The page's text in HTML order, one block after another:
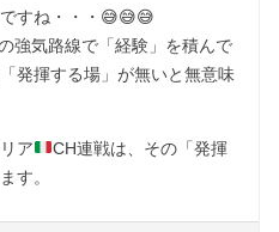
すね・・・😅😅😅
強気路線で「経験」を積んで
発揮する場」が無いと無意味
ア
CH連戦は、その「発揮
す。